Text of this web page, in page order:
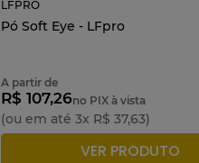
LFPRO
Pó Soft Eye - LFpro
A partir de
R$ 107,26no PIX à vista
(ou em até 3x R$ 37,63)
ADICIONAR À SACOLA
VER PRODUTO